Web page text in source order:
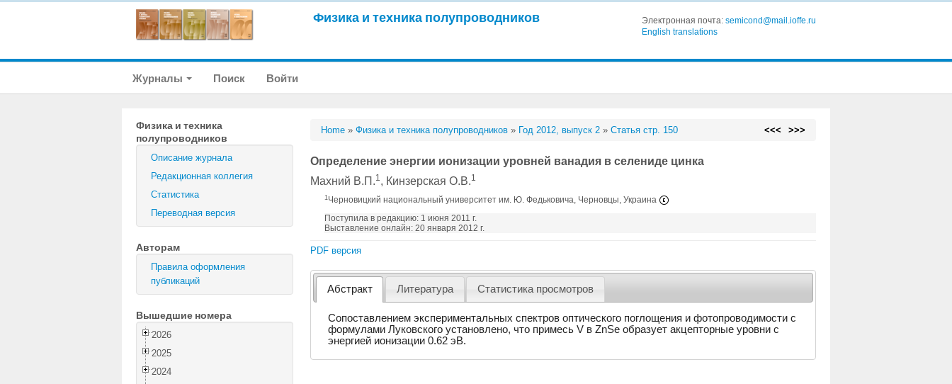
Физика и техника полупроводников Электронная почта: semicond@mail.ioffe.ru
English translations
Журналы Поиск Войти
Физика и техника
полупроводников
Описание журнала
Редакционная коллегия
Статистика
Переводная версия
Авторам
Правила оформления
публикаций
Вышедшие номера
2026
2025
2024
Home »Физика и техника полупроводников » Год 2012, выпуск 2 »Статья стр. 150 <<< >>>
Определение энергии ионизации уровней ванадия в селениде цинка
Махний В.П.1, Кинзерская О.В.1
1 Черновицкий национальный университет им. Ю. Федьковича, Черновцы, Украина
Поступила в редакцию: 1 июня 2011 г.
Выставление онлайн: 20 января 2012 г.
PDF версия
Абстракт Литература Статистика просмотров
Сопоставлением экспериментальных спектров оптического поглощения и фотопроводимости с
формулами Луковского установлено, что примесь V в ZnSe образует акцепторные уровни с
энергией ионизации 0.62 эВ.